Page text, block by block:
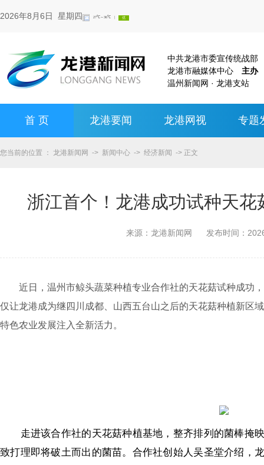
2026年8月6日 星期四
中共龙港市委宣传统战
龙港市融媒体中心 主办
温州新闻网 · 龙港支站
首 页 龙港要闻 龙港网视 专题
您当前的位置 ： 龙港新闻网 -> 新闻中心 -> 经济新闻 -> 正文
浙江首个！龙港成功试种天
来源： 龙港新闻网 发布时间：
近日，温州市鲸头蔬菜种植专业合作社的天花菇试种成功
仅让龙港成为继四川成都、山西五台山之后的天花菇种植新区
特色农业发展注入全新活力。
走进该合作社的天花菇种植基地，整齐排列的菌棒掩
致打理即将破土而出的菌苗。合作社创始人吴圣堂介绍，